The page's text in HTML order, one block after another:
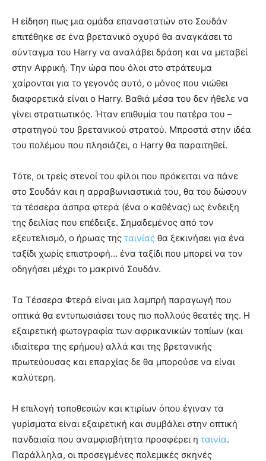
Η είδηση πως μια ομάδα επαναστατών στο Σουδάν
επιτέθηκε σε ένα βρετανικό οχυρό θα αναγκάσει το
σύνταγμα του Harry να αναλάβει δράση και να μεταβεί
στην Αφρική. Την ώρα που όλοι στο στράτευμα
χαίρονται για το γεγονός αυτό, ο μόνος που νιώθει
διαφορετικά είναι ο Harry. Βαθιά μέσα του δεν ήθελε να
γίνει στρατιωτικός. Ήταν επιθυμία του πατέρα του –
στρατηγού του βρετανικού στρατού. Μπροστά στην ιδέα
του πολέμου που πλησιάζει, ο Harry θα παραιτηθεί.
Τότε, οι τρείς στενοί του φίλοι που πρόκειται να πάνε
στο Σουδάν και η αρραβωνιαστικιά του, θα του δώσουν
τα τέσσερα άσπρα φτερά (ένα ο καθένας) ως ένδειξη
της δειλίας που επέδειξε. Σημαδεμένος από τον
εξευτελισμό, ο ήρωας της ταινίας θα ξεκινήσει για ένα
ταξίδι χωρίς επιστροφή… ένα ταξίδι που μπορεί να τον
οδηγήσει μέχρι το μακρινό Σουδάν.
Τα Τέσσερα Φτερά είναι μια λαμπρή παραγωγή που
οπτικά θα εντυπωσιάσει τους πιο πολλούς θεατές της. Η
εξαιρετική φωτογραφία των αφρικανικών τοπίων (και
ιδιαίτερα της ερήμου) αλλά και της βρετανικής
πρωτεύουσας και επαρχίας δε θα μπορούσε να είναι
καλύτερη.
Η επιλογή τοποθεσιών και κτιρίων όπου έγιναν τα
γυρίσματα είναι εξαιρετική και συμβάλει στην οπτική
πανδαισία που αναμφισβήτητα προσφέρει η ταινία.
Παράλληλα, οι προσεγμένες πολεμικές σκηνές